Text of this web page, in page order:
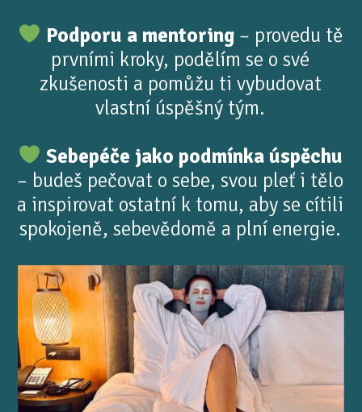
Podporu a mentoring– provedu tě
prvními kroky, podělím se o své
zkušenosti a pomůžu ti vybudovat
vlastní úspěšný tým.
Sebepéče jako podmínka úspěchu
– budeš pečovat o sebe, svou pleť i tělo
a inspirovat ostatní k tomu, aby se cítili
spokojeně, sebevědomě a plní energie.